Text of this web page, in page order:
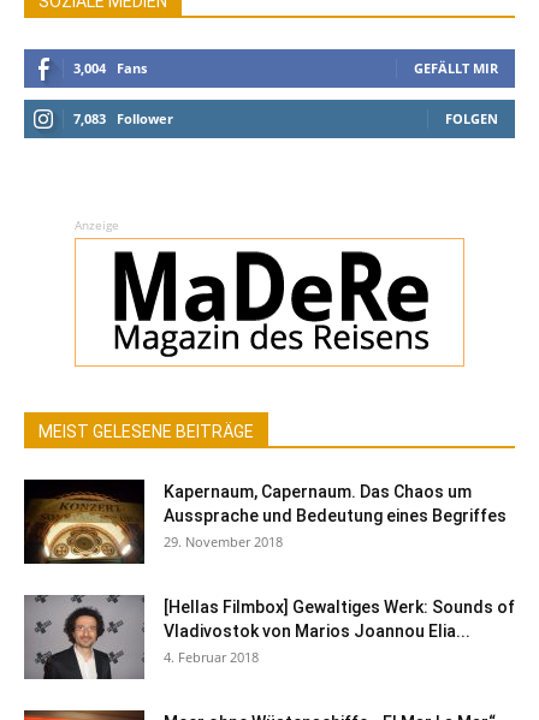
3,004 Fans GEFÄLLT MIR
7,083 Follower FOLGEN
Anzeige
MEIST GELESENE BEITRÄGE
Kapernaum, Capernaum. Das Chaos um
Aussprache und Bedeutung eines Begriffes
29. November 2018
[Hellas Filmbox] Gewaltiges Werk: Sounds of
Vladivostok von Marios Joannou Elia...
4. Februar 2018